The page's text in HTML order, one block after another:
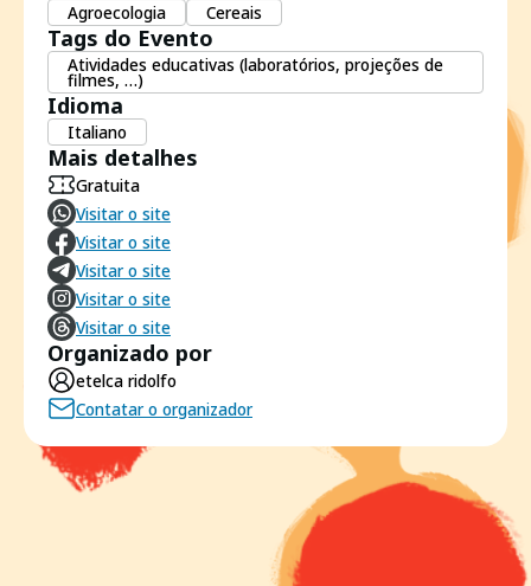
Agroecologia
Cereais
Tags do Evento
Atividades educativas (laboratórios, projeções de
filmes, …)
Idioma
Italiano
Mais detalhes
Gratuita
Visitar o site
Visitar o site
Visitar o site
Visitar o site
Visitar o site
Organizado por
etelca ridolfo
Contatar o organizador